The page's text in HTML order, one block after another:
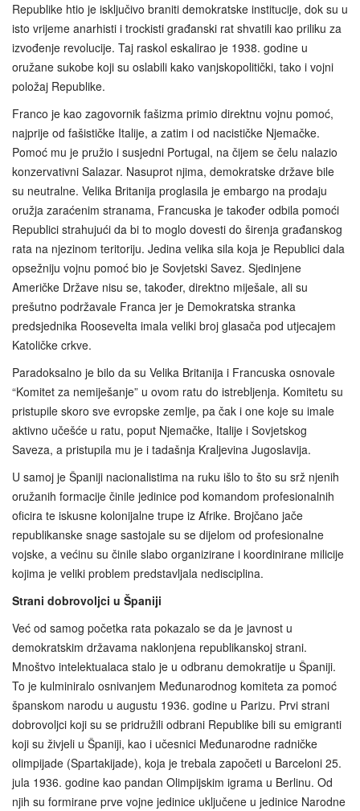
Republike htio je isključivo braniti demokratske institucije, dok su u
isto vrijeme anarhisti i trockisti građanski rat shvatili kao priliku za
izvođenje revolucije. Taj raskol eskalirao je 1938. godine u
oružane sukobe koji su oslabili kako vanjskopolitički, tako i vojni
položaj Republike.
Franco je kao zagovornik fašizma primio direktnu vojnu pomoć,
najprije od fašističke Italije, a zatim i od nacističke Njemačke.
Pomoć mu je pružio i susjedni Portugal, na čijem se čelu nalazio
konzervativni Salazar. Nasuprot njima, demokratske države bile
su neutralne. Velika Britanija proglasila je embargo na prodaju
oružja zaraćenim stranama, Francuska je također odbila pomoći
Republici strahujući da bi to moglo dovesti do širenja građanskog
rata na njezinom teritoriju. Jedina velika sila koja je Republici dala
opsežniju vojnu pomoć bio je Sovjetski Savez. Sjedinjene
Američke Države nisu se, također, direktno miješale, ali su
prešutno podržavale Franca jer je Demokratska stranka
predsjednika Roosevelta imala veliki broj glasača pod utjecajem
Katoličke crkve.
Paradoksalno je bilo da su Velika Britanija i Francuska osnovale
“Komitet za nemiješanje” u ovom ratu do istrebljenja. Komitetu su
pristupile skoro sve evropske zemlje, pa čak i one koje su imale
aktivno učešće u ratu, poput Njemačke, Italije i Sovjetskog
Saveza, a pristupila mu je i tadašnja Kraljevina Jugoslavija.
U samoj je Španiji nacionalistima na ruku išlo to što su srž njenih
oružanih formacije činile jedinice pod komandom profesionalnih
oficira te iskusne kolonijalne trupe iz Afrike. Brojčano jače
republikanske snage sastojale su se dijelom od profesionalne
vojske, a većinu su činile slabo organizirane i koordinirane milicije
kojima je veliki problem predstavljala nedisciplina.
Strani dobrovoljci u Španiji
Već od samog početka rata pokazalo se da je javnost u
demokratskim državama naklonjena republikanskoj strani.
Mnoštvo intelektualaca stalo je u odbranu demokratije u Španiji.
To je kulminiralo osnivanjem Međunarodnog komiteta za pomoć
španskom narodu u augustu 1936. godine u Parizu. Prvi strani
dobrovoljci koji su se pridružili odbrani Republike bili su emigranti
koji su živjeli u Španiji, kao i učesnici Međunarodne radničke
olimpijade (Spartakijade), koja je trebala započeti u Barceloni 25.
jula 1936. godine kao pandan Olimpijskim igrama u Berlinu. Od
njih su formirane prve vojne jedinice uključene u jedinice Narodne